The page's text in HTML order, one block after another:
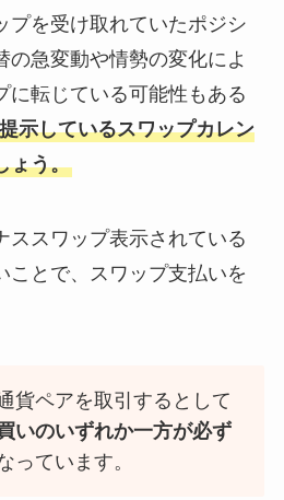
プを受け取れていたポジシ
の急変動や情勢の変化によ
に転じている可能性もある
示しているスワップカレン
ょう。
ススワップ表示されている
ことで、スワップ支払いを
貨ペアを取引するとして
いのいずれか一方が必ず
っています。